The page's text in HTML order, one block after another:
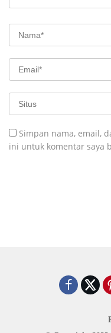
Simpan nama, email,
ini untuk komentar saya